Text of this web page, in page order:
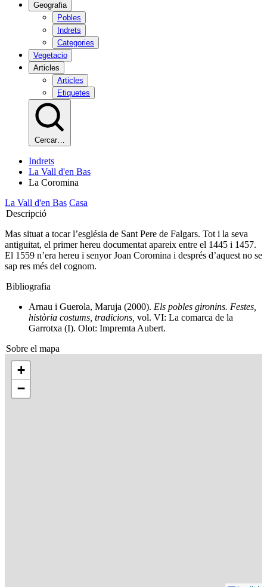
Geografia
Pobles
Indrets
Categories
Vegetacio
Articles
Articles
Etiquetes
Cercar…
Indrets
La Vall d'en Bas
La Coromina
La Vall d'en Bas Casa
Descripció
Mas situat a tocar l’església de Sant Pere de Falgars. Tot i la seva
antiguitat, el primer hereu documentat apareix entre el 1445 i 1457.
El 1559 n’era hereu i senyor Joan Coromina i després d’aquest no se
sap res més del cognom.
Bibliografia
Arnau i Guerola, Maruja (2000). Els pobles gironins. Festes,
història costums, tradicions, vol. VI: La comarca de la
Garrotxa (I). Olot: Impremta Aubert.
Sobre el mapa
+
−